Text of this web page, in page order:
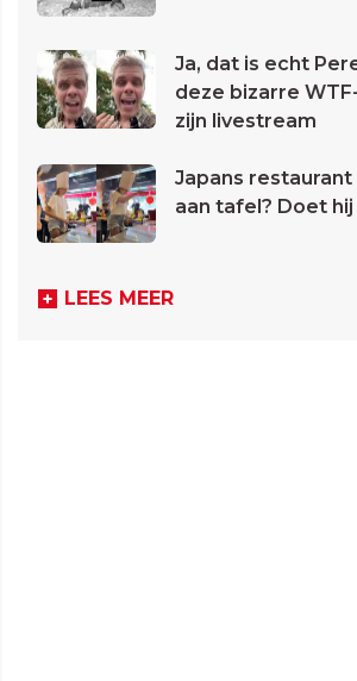
Ja, dat is echt
deze bizarre
zijn livestream
Japans
aan tafel? Doet
LEES MEER